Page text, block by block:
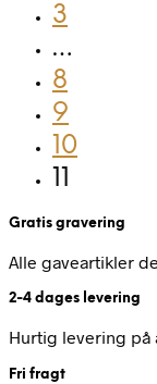
3
…
8
9
10
11
Gratis gravering
Alle gaveartikler
2-4 dages levering
Hurtig levering på
Fri fragt